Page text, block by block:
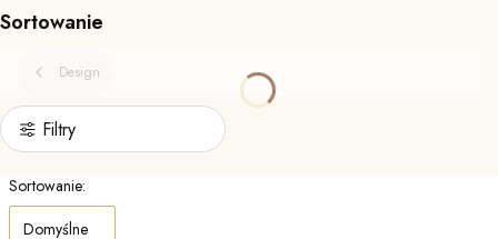
Sortowanie
Design
Filtry
Lista produktów
Sortowanie:
Domyślne